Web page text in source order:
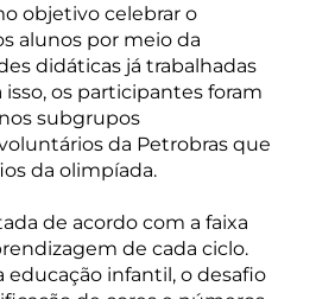
objetivo celebrar o
alunos por meio da
didáticas já trabalhadas
isso, os participantes foram
subgrupos
da Petrobras que
da olimpíada.
de acordo com a faixa
de cada ciclo.
educação infantil, o desafio